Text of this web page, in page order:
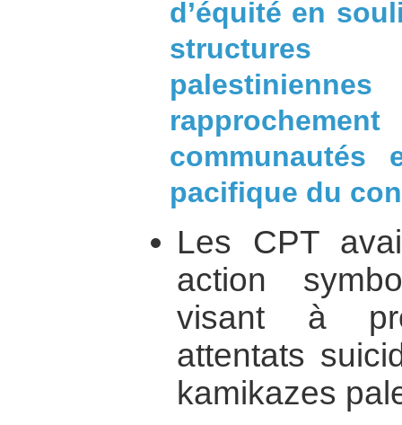
d’équité en
structures
communautés
pacifique du
Les CPT
action
visant à
attentats
kamikazes